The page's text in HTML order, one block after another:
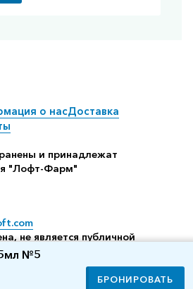
№5
БРОНИРОВАТЬ
о насДоставка
и принадлежат
"Лофт-Фарм"
не является публичной
отображает среднюю стоимость
в аптеке (по данным нашего